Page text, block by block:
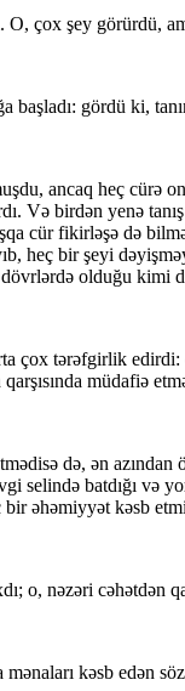
çox şey görürdü,
başladı: gördü ki,
ancaq heç cürə
Və birdən yenə
cür fikirləşə də
heç bir şeyi
olduğu kimi
çox tərəfgirlik edirdi:
müdafiə
də, ən
selində batdığı və
əhəmiyyət kəsb
o, nəzəri cəhətdən
mənaları kəsb edən